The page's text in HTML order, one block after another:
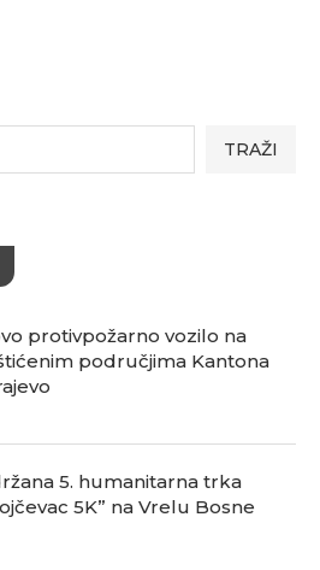
TRAŽI
protivpožarno vozilo na
područjima Kantona
5. humanitarna trka
5K” na Vrelu Bosne